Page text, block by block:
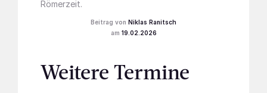
Römerzeit.
Niklas Ranitsch
19.02.2026
Weitere Termine